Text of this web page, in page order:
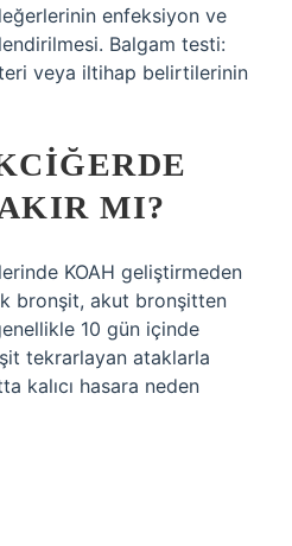
enfeksiyon ve
Balgam testi:
veya iltihap belirtilerinin
MI?
KOAH geliştirmeden
bronşit, akut bronşitten
10 gün içinde
tekrarlayan ataklarla
kalıcı hasara neden